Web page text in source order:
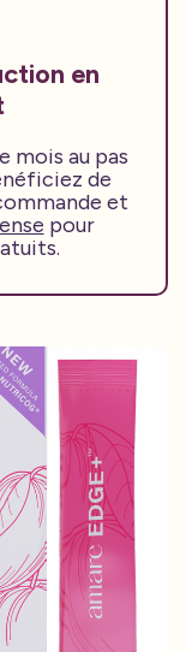
en
mois au pas
de
et
pour